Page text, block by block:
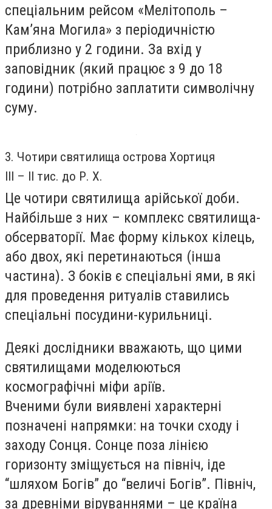
спеціальним рейсом «Мелітополь –
Кам’яна Могила» з періодичністю
приблизно у 2 години. За вхід у
заповідник (який працює з 9 до 18
години) потрібно заплатити символічну
суму.
3. Чотири святилища острова Хортиця
III – II тис. до Р. Х.
Це чотири святилища арійської доби.
Найбільше з них – комплекс святилища-
обсерваторії. Має форму кількох кілець,
або двох, які перетинаються (інша
частина). З боків є спеціальні ями, в які
для проведення ритуалів ставились
спеціальні посудини-курильниці.
Деякі дослідники вважають, що цими
святилищами моделюються
космографічні міфи аріїв.
Вченими були виявлені характерні
позначені напрямки: на точки сходу і
заходу Сонця. Сонце поза лінією
горизонту зміщується на північ, іде
“шляхом Богів” до “величі Богів”. Північ,
за древніми віруваннями – це країна